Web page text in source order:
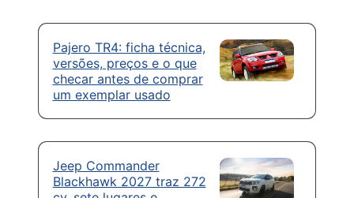
Pajero TR4: ficha técnica,
versões, preços e o que
checar antes de comprar
um exemplar usado
Jeep Commander
Blackhawk 2027 traz 272